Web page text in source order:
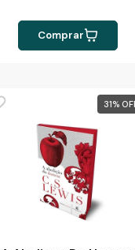
Comprar
31%